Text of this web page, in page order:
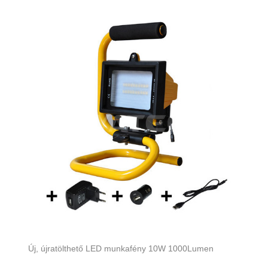
Új, újratölthető LED munkafény 10W 1000Lumen